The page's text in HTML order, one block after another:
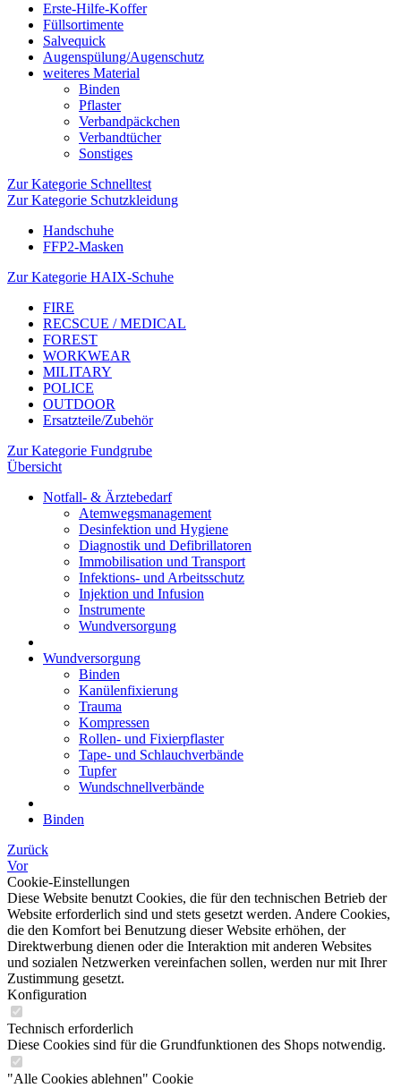
Erste-Hilfe-Koffer
Füllsortimente
Salvequick
Augenspülung/Augenschutz
weiteres Material
Binden
Pflaster
Verbandpäckchen
Verbandtücher
Sonstiges
Zur Kategorie Schnelltest
Zur Kategorie Schutzkleidung
Handschuhe
FFP2-Masken
Zur Kategorie HAIX-Schuhe
FIRE
RECSCUE / MEDICAL
FOREST
WORKWEAR
MILITARY
POLICE
OUTDOOR
Ersatzteile/Zubehör
Zur Kategorie Fundgrube
Übersicht
Notfall- & Ärztebedarf
Atemwegsmanagement
Desinfektion und Hygiene
Diagnostik und Defibrillatoren
Immobilisation und Transport
Infektions- und Arbeitsschutz
Injektion und Infusion
Instrumente
Wundversorgung
Wundversorgung
Binden
Kanülenfixierung
Trauma
Kompressen
Rollen- und Fixierpflaster
Tape- und Schlauchverbände
Tupfer
Wundschnellverbände
Binden
Zurück
Vor
Cookie-Einstellungen
Diese Website benutzt Cookies, die für den technischen Betrieb der
Website erforderlich sind und stets gesetzt werden. Andere Cookies,
die den Komfort bei Benutzung dieser Website erhöhen, der
Direktwerbung dienen oder die Interaktion mit anderen Websites
und sozialen Netzwerken vereinfachen sollen, werden nur mit Ihrer
Zustimmung gesetzt.
Konfiguration
Technisch erforderlich
Diese Cookies sind für die Grundfunktionen des Shops notwendig.
"Alle Cookies ablehnen" Cookie